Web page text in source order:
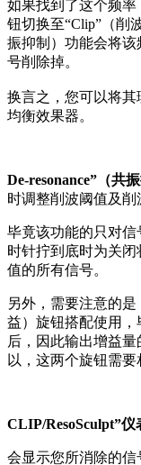
如果找到了这个频率
钮切换至“Clip”（削
振抑制）功能会将
号削除掉。
换言之，您可以将
均衡效果器。
De-resonance”（共振
时调整削波阈值及削
毕竟该功能的只对信
时针拧到底时为关
值的所有信号。
另外，需要注意的是
益）旋钮搭配使用
后，因此输出增益
以，这两个旋钮需要
CLIP/ResoSculpt”仪
会显示您所消除的